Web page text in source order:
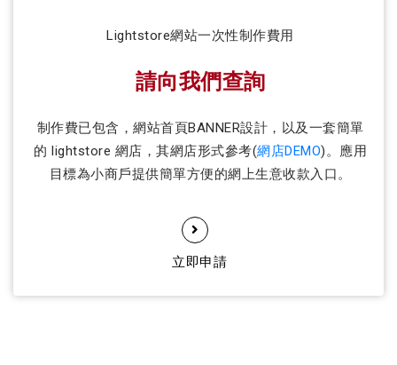
Lightstore網站一次性制作費用
請向我們查詢
制作費已包含，網站首頁BANNER設計，以及一套簡單
的 lightstore 網店，其網店形式參考(網店DEMO)。應用
目標為小商戶提供簡單方便的網上生意收款入口。
立即申請